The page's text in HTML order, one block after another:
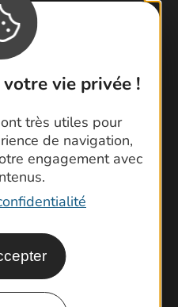
vie privée !
très utiles pour
de navigation,
engagement avec
nous !
Topoguides
Gard